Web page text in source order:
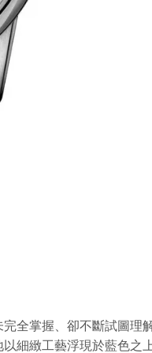
全掌握、卻不斷試圖理
細緻工藝浮現於藍色之